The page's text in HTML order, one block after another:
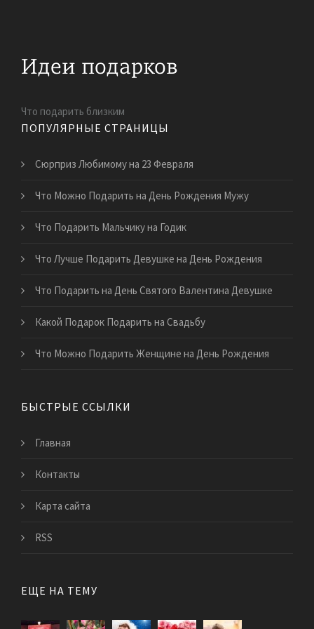
Что подарить близким
ПОПУЛЯРНЫЕ СТРАНИЦЫ
Сюрприз Любимому на 23 Февраля
Что Можно Подарить на День Рождения Мужу
Что Подарить Мальчику на Годик
Что Лучше Подарить Девушке на День Рождения
Что Подарить на День Святого Валентина Девушке
Какой Подарок Подарить на Свадьбу
Что Можно Подарить Женщине на День Рождения
БЫСТРЫЕ ССЫЛКИ
Главная
Контакты
Карта сайта
RSS
ЕЩЕ НА ТЕМУ